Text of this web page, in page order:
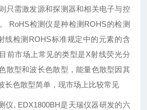
只需激发源和探测器和相关电子与控
RoHS检测仪是种检测ROHS的检测
线检测ROHS标准规定中的元素的含
前市场上常见的类型是X射线荧光分
散型和波长色散型，能量色散型因其
长色散型简单，现市场上比较常见
仪, EDX1800BH是天瑞仪器研发的六